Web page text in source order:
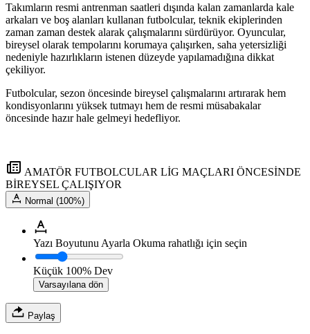
Takımların resmi antrenman saatleri dışında kalan zamanlarda kale
arkaları ve boş alanları kullanan futbolcular, teknik ekiplerinden
zaman zaman destek alarak çalışmalarını sürdürüyor. Oyuncular,
bireysel olarak tempolarını korumaya çalışırken, saha yetersizliği
nedeniyle hazırlıkların istenen düzeyde yapılamadığına dikkat
çekiliyor.
Futbolcular, sezon öncesinde bireysel çalışmalarını artırarak hem
kondisyonlarını yüksek tutmayı hem de resmi müsabakalar
öncesinde hazır hale gelmeyi hedefliyor.
AMATÖR FUTBOLCULAR LİG MAÇLARI ÖNCESİNDE
BİREYSEL ÇALIŞIYOR
Normal (100%)
Yazı Boyutunu Ayarla Okuma rahatlığı için seçin
Küçük 100% Dev
Varsayılana dön
Paylaş